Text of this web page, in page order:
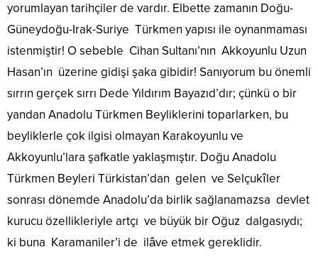
yorumlayan tarihçiler de vardır. Elbette zamanın Doğu-
Güneydoğu-Irak-Suriye Türkmen yapısı ile oynanmaması
istenmiştir! O sebeble Cihan Sultanı’nın Akkoyunlu Uzun
Hasan’ın üzerine gidişi şaka gibidir! Sanıyorum bu önemli
sırrın gerçek sırrı Dede Yıldırım Bayazıd’dır; çünkü o bir
yandan Anadolu Türkmen Beyliklerini toparlarken, bu
beyliklerle çok ilgisi olmayan Karakoyunlu ve
Akkoyunlu’lara şafkatle yaklaşmıştır. Doğu Anadolu
Türkmen Beyleri Türkistan’dan gelen ve Selçukîler
sonrası dönemde Anadolu’da birlik sağlanamazsa devlet
kurucu özellikleriyle artçı ve büyük bir Oğuz dalgasıydı;
ki buna Karamaniler’i de ilâve etmek gereklidir.